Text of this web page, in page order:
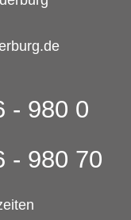
- 980 0
- 980 70